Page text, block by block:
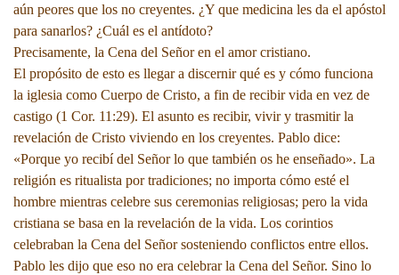
aún peores que los no creyentes. ¿Y que medicina les da el apóstol
para sanarlos? ¿Cuál es el antídoto?
Precisamente, la Cena del Señor en el amor cristiano.
El propósito de esto es llegar a discernir qué es y cómo funciona
la iglesia como Cuerpo de Cristo, a fin de recibir vida en vez de
castigo (1 Cor. 11:29). El asunto es recibir, vivir y trasmitir la
revelación de Cristo viviendo en los creyentes. Pablo dice:
«Porque yo recibí del Señor lo que también os he enseñado». La
religión es ritualista por tradiciones; no importa cómo esté el
hombre mientras celebre sus ceremonias religiosas; pero la vida
cristiana se basa en la revelación de la vida. Los corintios
celebraban la Cena del Señor sosteniendo conflictos entre ellos.
Pablo les dijo que eso no era celebrar la Cena del Señor. Sino lo